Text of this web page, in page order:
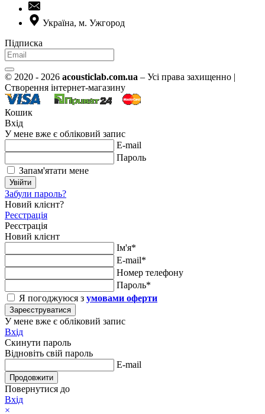
Україна, м. Ужгород
Підписка
© 2020 - 2026 acousticlab.com.ua – Усі права захищенно |
Створення інтернет-магазину
Кошик
Вхід
У мене вже є обліковий запис
E-mail
Пароль
Запам'ятати мене
Увійти
Забули пароль?
Новий клієнт?
Реєстрація
Реєстрація
Новий клієнт
Ім'я*
E-mail*
Номер телефону
Пароль*
Я погоджуюся з умовами оферти
Зареєструватися
У мене вже є обліковий запис
Вхід
Скинути пароль
Відновіть свій пароль
E-mail
Продовжити
Повернутися до
Вхід
×